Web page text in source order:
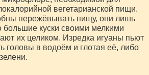
вегетарианской пищи.
пережёвывать пищу, они лишь
большие куски своими мелкими
их целиком. Изредка игуаны пьют
головы в водоём и глотая её, либо